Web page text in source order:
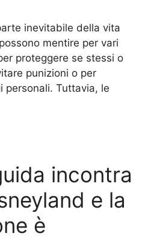
inevitabile della vita
mentire per vari
proteggere se stessi o
punizioni o per
personali. Tuttavia, le
incontra
e la
è